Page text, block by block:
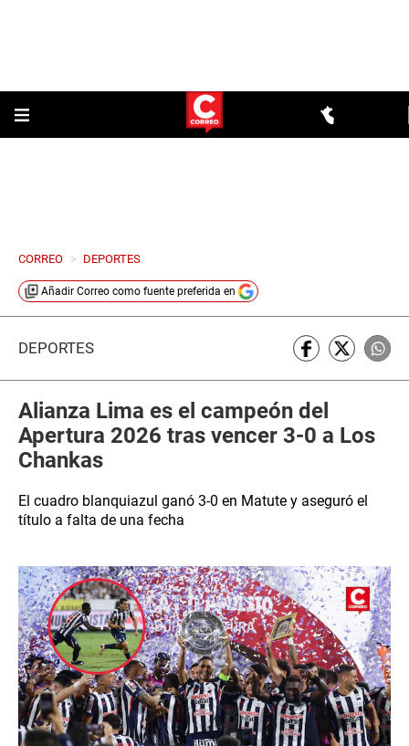
CORREO > DEPORTES
Añadir Correo como fuente preferida en
DEPORTES
Alianza Lima es el campeón del
Apertura 2026 tras vencer 3-0 a Los
Chankas
El cuadro blanquiazul ganó 3-0 en Matute y aseguró el
título a falta de una fecha